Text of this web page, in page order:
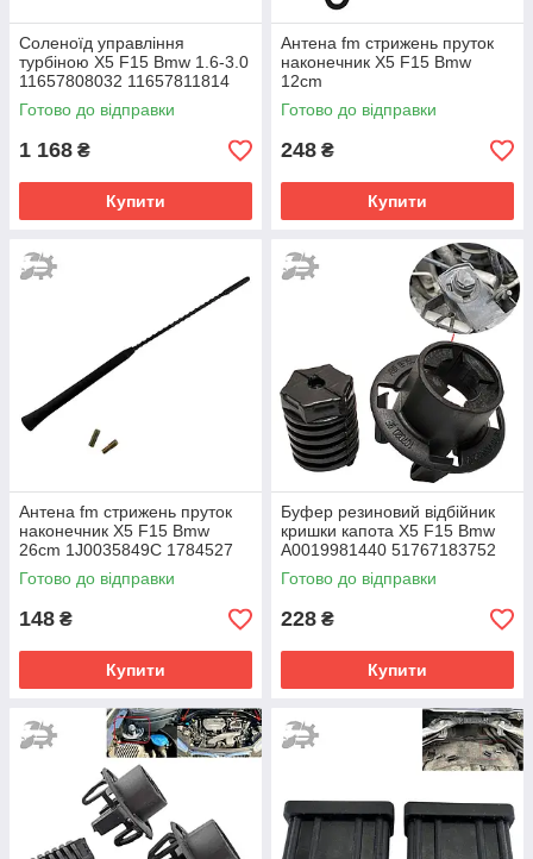
Cоленоїд управління
турбіною X5 F15 Bmw 1.6-3.0
11657808032 11657811814
11658509323 11747796338
Готово до відправки
1 168 ₴
Купити
Антена fm стрижень пруток
наконечник X5 F15 Bmw
12cm
Готово до відправки
248 ₴
Купити
Антена fm стрижень пруток
наконечник X5 F15 Bmw
26cm 1J0035849C 1784527
100093610 90566812
1784011
Готово до відправки
148 ₴
Купити
Буфер резиновий відбійник
кришки капота X5 F15 Bmw
A0019981440 51767183752
7183752 5176718375204
718375204
Готово до відправки
228 ₴
Купити